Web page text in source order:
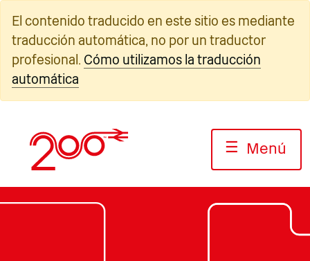
contenido
El contenido traducido en este sitio es mediante
traducción automática, no por un traductor
profesional. Cómo utilizamos la traducción
automática
☰ Menú